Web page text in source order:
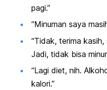
pagi.”
“Minuman saya
“Tidak, terima
Jadi, tidak bisa
“Lagi diet, nih. A
kalori.”